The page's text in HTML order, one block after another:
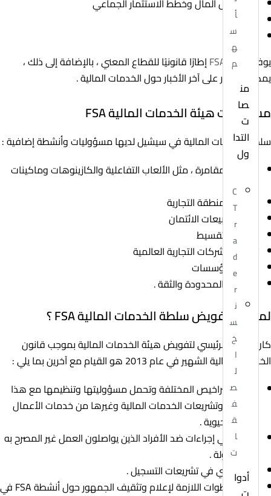
أ
س
ه
م
من
صا
ت
التدا
ول
C
T
r
a
d
e
r
ن
س
خ
ا
ل
ص
ف
ق
ا
ت
أدوا
الخدمات
التأمين
يوفر موقع FSAإطارًا قانونيًا للقطاع المعني ، بالإضافة إلى ذلك ،
يمكنك العثور على آخر الأخبار حول الخدمات المالية .
مسؤوليات هيئة الخدمات المالية FSA
سلطة الخدمات المالية في سيشيل لديها مسؤوليات وأنشطة إضافية :
أنشطة المقامرة ، مثل الألعاب التفاعلية والكازينوهات وماكينات
القمار .
أنشطة المنطقة التجارية
أنشطة مبيعات الائتمان
الشراء بالتقسيط
تسجيل الشركات التجارية العالمية
سجل المؤسسات
الشركات المحدودة والثقة .
لماذا تم تفويض سلطة الخدمات المالية FSA ؟
كان السبب الرئيسي لتفويض هيئة الخدمات المالية بموجب قانون
الخدمات المالية الشهير في عام 2013 هو القيام مع آخرين بما يلي :
مراقبة التراخيص المختلفة وتحمل مسؤوليتها وتنظيمها مع هذا
القانون ، وتشريعات الخدمات المالية وغيرها من خدمات الأعمال
المالية الحيوية .
الشروع في إجراءات ضد الأفراد الذين يواصلون العمل غير المصرح به
داخل الدولة .
عمل نسبي في تشريعات التسجيل .
اتخاذ الخطوات اللازمة لإعلام وتثقيف الجمهور حول أنشطة FSA في